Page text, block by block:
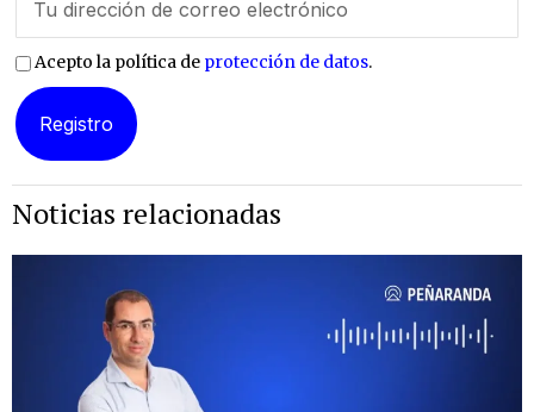
Acepto la política de protección de datos.
Noticias relacionadas